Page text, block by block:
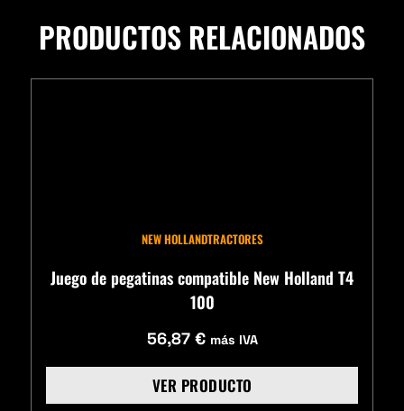
PRODUCTOS RELACIONADOS
NEW HOLLANDTRACTORES
Juego de pegatinas compatible New Holland T4
100
56,87 € más IVA
VER PRODUCTO